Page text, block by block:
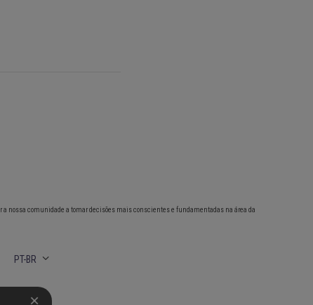
a nossa comunidade a tomar decisões mais conscientes e fundamentadas na área da
PT-BR